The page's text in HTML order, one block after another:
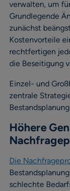
verwalten, um
Grundlegende
zunächst
Kostenvorteile
rechtfertigen
die Beseitigung
Einzel- und
zentrale
Höhere
Die
schlechte